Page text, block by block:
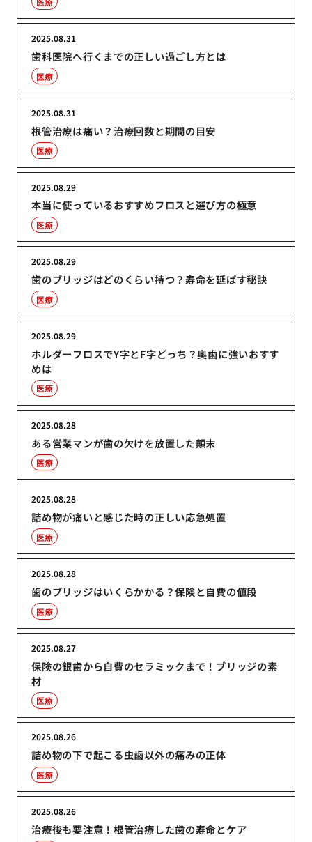
歯科医院へ行くまでの正しい過ごし方とは
2025.08.31
医療
根管治療は痛い？治療回数と期間の目安
2025.08.31
医療
本当に使っているおすすめフロスと選び方の極意
2025.08.29
医療
歯のブリッジはどのくらい持つ？寿命を延ばす秘訣
2025.08.29
医療
ホルダーフロスでY字とF字どっち？奥歯に強いおすす
めは
2025.08.29
医療
ある営業マンが歯の欠けを放置した顛末
2025.08.28
医療
詰め物が痛いと感じた時の正しい応急処置
2025.08.28
医療
歯のブリッジはいくらかかる？保険と自費の値段
2025.08.28
医療
保険の銀歯から自費のセラミックまで！ブリッジの素
材
2025.08.27
医療
詰め物の下で起こる虫歯以外の痛みの正体
2025.08.26
医療
治療後も要注意！根管治療した歯の寿命とケア
2025.08.26